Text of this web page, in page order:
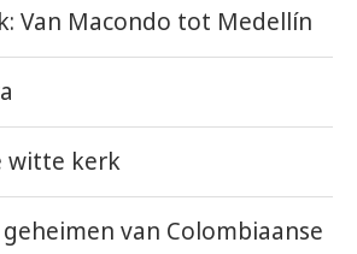
Van Macondo tot Medellín
witte kerk
van Colombiaanse